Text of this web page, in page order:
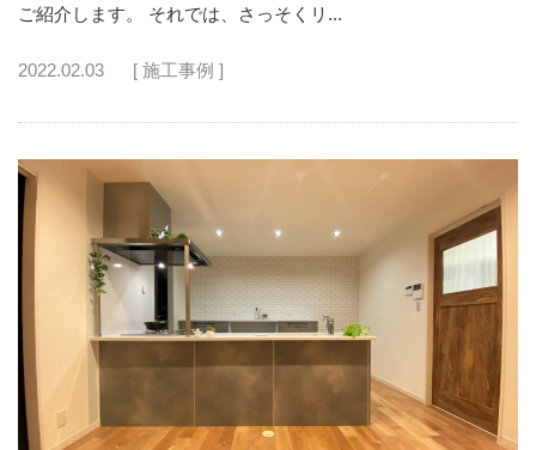
ご紹介します。 それでは、さっそくリ...
2022.02.03 [ 施工事例 ]